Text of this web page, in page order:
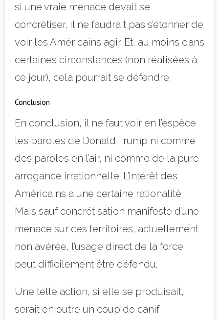
si une vraie menace devait se
concrétiser, il ne faudrait pas s’étonner de
voir les Américains agir. Et, au moins dans
certaines circonstances (non réalisées à
ce jour), cela pourrait se défendre.
Conclusion
En conclusion, il ne faut voir en l’espèce
les paroles de Donald Trump ni comme
des paroles en l’air, ni comme de la pure
arrogance irrationnelle. L’intérêt des
Américains a une certaine rationalité.
Mais sauf concrétisation manifeste d’une
menace sur ces territoires, actuellement
non avérée, l’usage direct de la force
peut difficilement être défendu.
Une telle action, si elle se produisait,
serait en outre un coup de canif